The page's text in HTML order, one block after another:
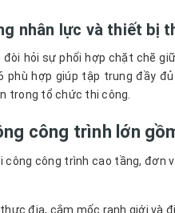
nhân lực và thiết bị
hỏi sự phối hợp chặt chẽ
phù hợp giúp tập trung đầy
trong tổ chức thi công.
công trình lớn
công công trình cao tầng,
địa, cắm mốc ranh giới và